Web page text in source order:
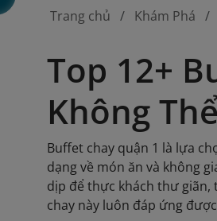
Trang chủ Khám Phá
Top 12+
Không
Buffet chay quận 1 là lựa
dạng về món ăn và không
dịp để thực khách thư giãn,
chay này luôn đáp ứng